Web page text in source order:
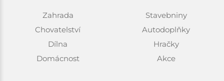
Zahrada
Chovatelství
Dílna
Domácnost
Stavebniny
Autodoplňky
Hračky
Akce